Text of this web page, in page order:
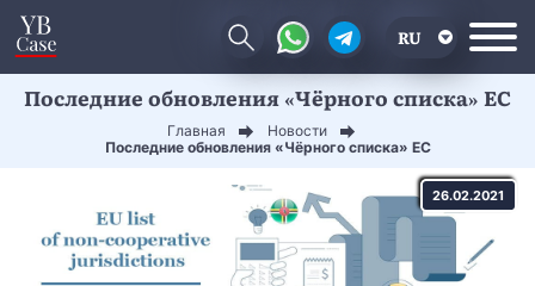
RU
EN
Последние обновления «Чёрного списка» ЕС
Главная
Новости
Последние обновления «Чёрного списка» ЕС
26.02.2021